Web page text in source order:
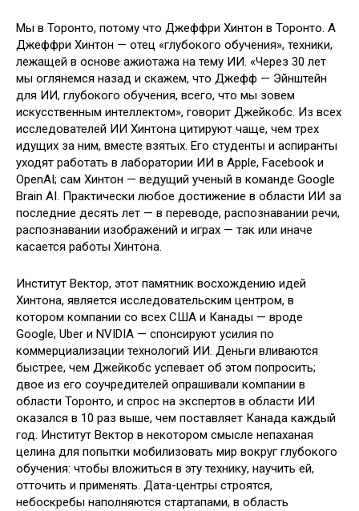
Мы в Торонто, потому что Джеффри Хинтон в Торонто. А
Джеффри Хинтон — отец «глубокого обучения», техники,
лежащей в основе ажиотажа на тему ИИ. «Через 30 лет
мы оглянемся назад и скажем, что Джефф — Эйнштейн
для ИИ, глубокого обучения, всего, что мы зовем
искусственным интеллектом», говорит Джейкобс. Из всех
исследователей ИИ Хинтона цитируют чаще, чем трех
идущих за ним, вместе взятых. Его студенты и аспиранты
уходят работать в лаборатории ИИ в Apple, Facebook и
OpenAI; сам Хинтон — ведущий ученый в команде Google
Brain AI. Практически любое достижение в области ИИ за
последние десять лет — в переводе, распознавании речи,
распознавании изображений и играх — так или иначе
касается работы Хинтона.
Институт Вектор, этот памятник восхождению идей
Хинтона, является исследовательским центром, в
котором компании со всех США и Канады — вроде
Google, Uber и NVIDIA — спонсируют усилия по
коммерциализации технологий ИИ. Деньги вливаются
быстрее, чем Джейкобс успевает об этом попросить;
двое из его соучредителей опрашивали компании в
области Торонто, и спрос на экспертов в области ИИ
оказался в 10 раз выше, чем поставляет Канада каждый
год. Институт Вектор в некотором смысле непаханая
целина для попытки мобилизовать мир вокруг глубокого
обучения: чтобы вложиться в эту технику, научить ей,
отточить и применять. Дата-центры строятся,
небоскребы наполняются стартапами, в область